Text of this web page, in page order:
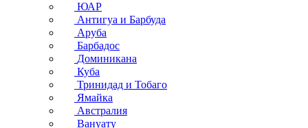
ЮАР
Антигуа и Барбуда
Аруба
Барбадос
Доминикана
Куба
Тринидад и Тобаго
Ямайка
Австралия
Вануату